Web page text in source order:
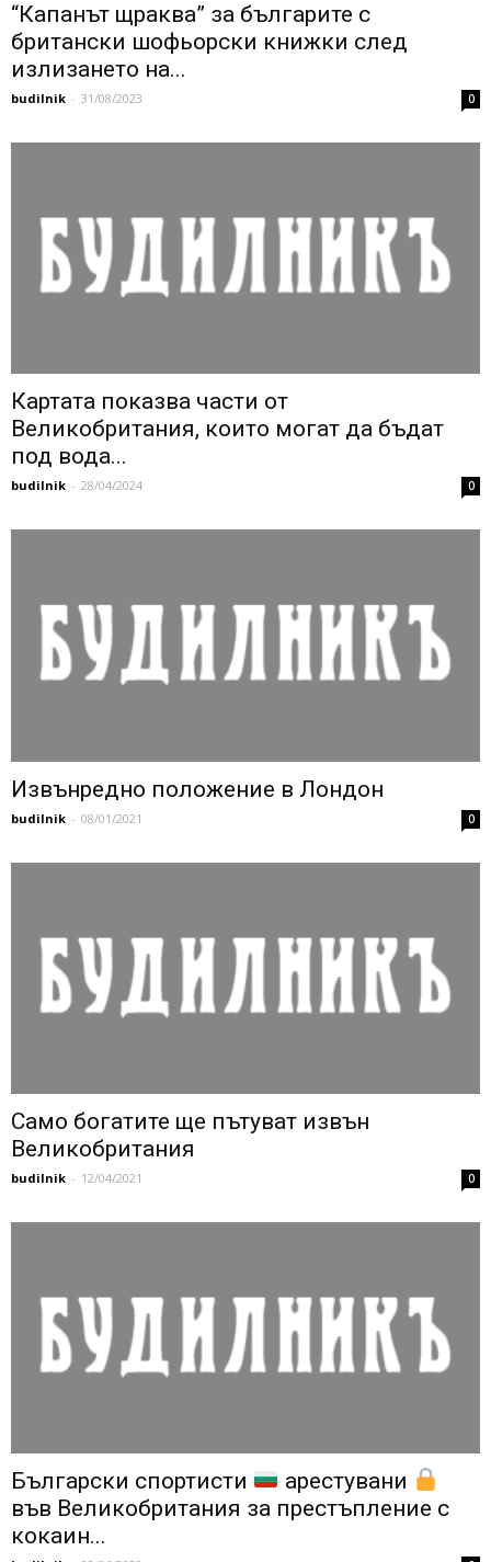
“Капанът щраква” за българите с
британски шофьорски книжки след
излизането на...
budilnik - 31/08/2023 0
Картата показва части от
Великобритания, които могат да бъдат
под вода...
budilnik - 28/04/2024 0
Извънредно положение в Лондон
budilnik - 08/01/2021 0
Само богатите ще пътуват извън
Великобритания
budilnik - 12/04/2021 0
Български спортисти
арестувани
във Великобритания за престъпление с
кокаин...